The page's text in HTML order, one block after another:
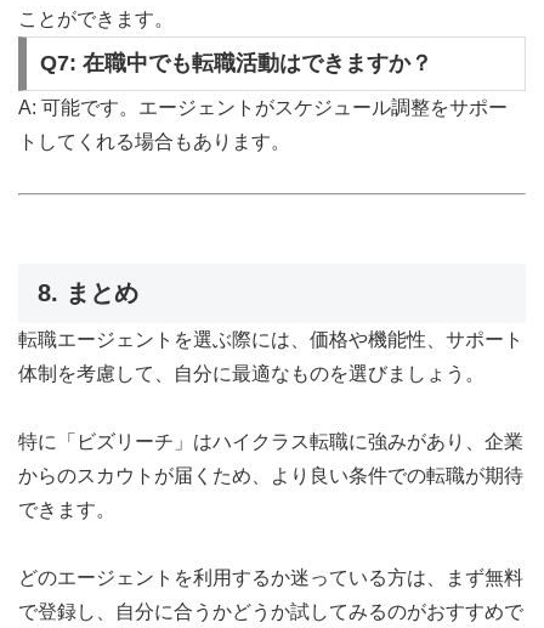
ことができます。
Q7: 在職中でも転職活動はできますか？
A: 可能です。エージェントがスケジュール調整をサポー
トしてくれる場合もあります。
8. まとめ
転職エージェントを選ぶ際には、価格や機能性、サポート
体制を考慮して、自分に最適なものを選びましょう。
特に「ビズリーチ」はハイクラス転職に強みがあり、企業
からのスカウトが届くため、より良い条件での転職が期待
できます。
どのエージェントを利用するか迷っている方は、まず無料
で登録し、自分に合うかどうか試してみるのがおすすめで